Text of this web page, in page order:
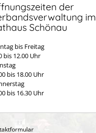
der
im
Schönau
bis Freitag
bis 12.00 Uhr
bis 18.00 Uhr
bis 16.30 Uhr